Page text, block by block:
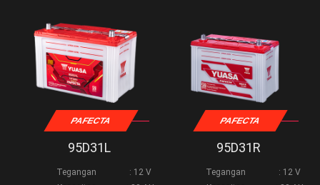
PAFECTA
95D31L
Tegangan
: 12 V
PAFECTA
95D31R
Tegangan
: 12 V